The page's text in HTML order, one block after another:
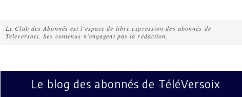
Le Club des Abonnés est l'espace de libre expression des abonnés de
Televersoix. Ses contenus n'engagent pas la rédaction.
Le blog des abonnés de TéléVersoix